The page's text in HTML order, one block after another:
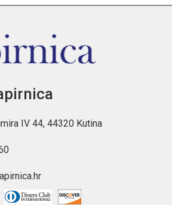
IV 44, 44320 Kutina